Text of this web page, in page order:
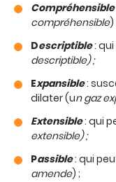
Compréhensible
compréhensible)
Descriptible:
descriptible) ;
Expansible:
dilater (un gaz
Extensible: qui
extensible) ;
Passible: qui
amende) ;